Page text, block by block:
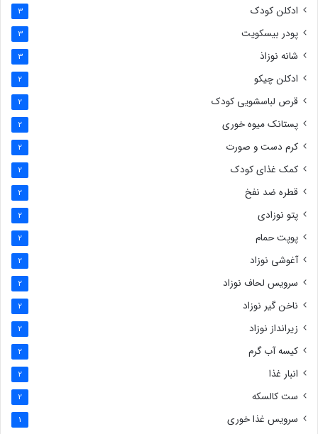
ادکلن کودک 3
پودر بیسکویت 3
شانه نوزاذ 3
ادکلن چیکو 2
قرص لباسشویی کودک 2
پستانک میوه خوری 2
کرم دست و صورت 2
کمک غذای کودک 2
قطره ضد نفخ 2
پتو نوزادی 2
پوپت حمام 2
آغوشی نوزاد 2
سرویس لحاف نوزاد 2
ناخن گیر نوزاد 2
زیرانداز نوزاد 2
کیسه آب گرم 2
انبار غذا 2
ست کالسکه 2
سرویس غذا خوری 1